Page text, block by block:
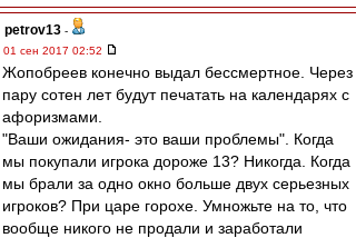
petrov13 -
01 сен 2017 02:52
Жопобреев конечно выдал бессмертное. Через
пару сотен лет будут печатать на календарях с
афоризмами.
"Ваши ожидания- это ваши проблемы". Когда
мы покупали игрока дороже 13? Никогда. Когда
мы брали за одно окно больше двух серьезных
игроков? При царе горохе. Умножьте на то, что
вообще никого не продали и заработали